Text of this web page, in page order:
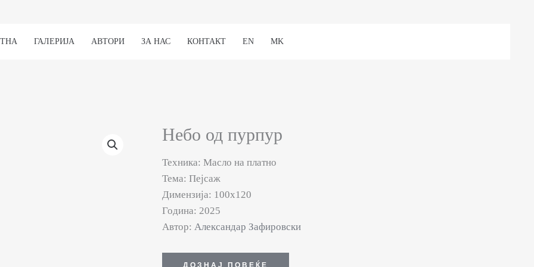
ГАЛЕРИЈА АВТОРИ ЗА НАС КОНТАКТ EN MK
Небо од пурпур
Техника: Масло на платно
Тема: Пејсаж
Димензија: 100х120
Година: 2025
Автор: Александар Зафировски
ДОЗНАЈ ПОВЕЌЕ